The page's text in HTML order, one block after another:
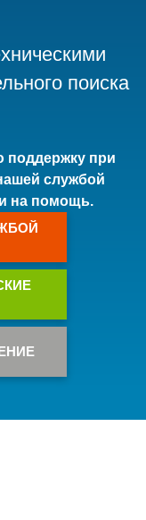
поиска
поддержку при
службой
на помощь.